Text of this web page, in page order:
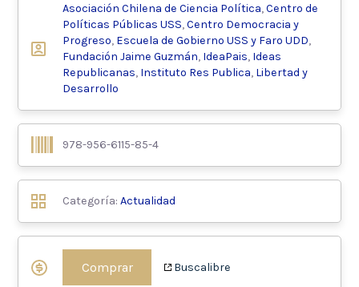
Asociación Chilena de Ciencia Política,Centro de
Políticas Públicas USS,Centro Democracia y
Progreso, Escuela de Gobierno USS y Faro UDD,
Fundación Jaime Guzmán, IdeaPais, Ideas
Republicanas, Instituto Res Publica, Libertad y
Desarrollo
978-956-6115-85-4
Categoría:Actualidad
Comprar Buscalibre